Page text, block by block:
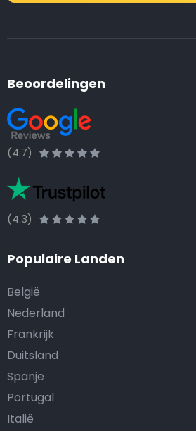
Beoordelingen
(4.7)
(4.3)
Populaire Landen
België
Nederland
Frankrijk
Duitsland
Spanje
Portugal
Italië